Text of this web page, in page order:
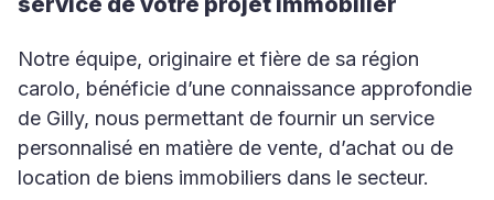
Notre équipe, originaire et fière de sa région
carolo, bénéficie d’une connaissance approfondie
de Gilly, nous permettant de fournir un service
personnalisé en matière de vente, d’achat ou de
location de biens immobiliers dans le secteur.